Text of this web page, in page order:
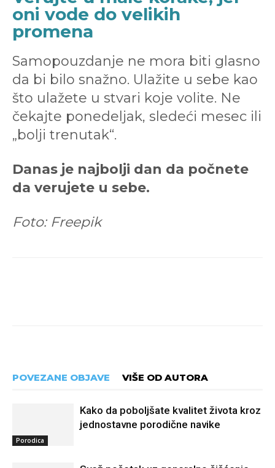
oni vode do velikih
promena
Samopouzdanje ne mora biti glasno
da bi bilo snažno. Ulažite u sebe kao
što ulažete u stvari koje volite. Ne
čekajte ponedeljak, sledeći mesec ili
„bolji trenutak“.
Danas je najbolji dan da počnete
da verujete u sebe.
Foto: Freepik
POVEZANE OBJAVE VIŠE OD AUTORA
Porodica
Kako da poboljšate kvalitet života kroz
jednostavne porodične navike